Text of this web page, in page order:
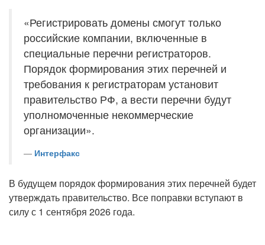
«Регистрировать домены смогут только
российские компании, включенные в
специальные перечни регистраторов.
Порядок формирования этих перечней и
требования к регистраторам установит
правительство РФ, а вести перечни будут
уполномоченные некоммерческие
организации».
Интерфакс
В будущем порядок формирования этих перечней будет
утверждать правительство. Все поправки вступают в
силу с 1 сентября 2026 года.